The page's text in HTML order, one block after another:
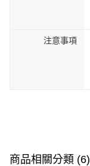
注意事項
商品相關分類 (6)